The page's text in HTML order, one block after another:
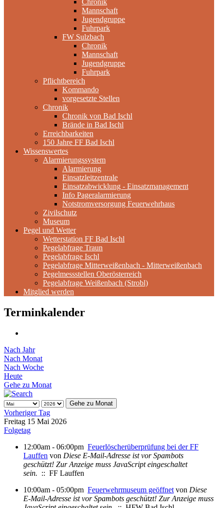
Chronik
Mannschaft
Jugendgruppe
Fuhrpark
FW Sulzbach
Chronik
Mannschaft
Jugendgruppe
Fuhrpark
Pflichtbereich
Kommando
vorgesetzte Stellen
Chronik
Chronik von Bad Ischl
Brände in Bad Ischl
Erreichbarkeiten
150 Jahre FF Bad Ischl
Wissenswertes
Alarmierungssystem
Alarmierung
Einsatzleitzentrale
Einsatzabwicklung - Einsatzmanagement
Info Pageralarmierung
Notstromversorgung Feuerwehrhaus
Zivilschutz
Museum
Pegel und Wetter
Wetterstation FF Bad Ischl
Pegelabfrage Traun
Pegelabfrage Ischl
Pegelabfrage Mitterweißenbach - Mitterweißenbach
Pegelmessstellen Oberösterreich
Pegelabfrage Weißenbach (Strobl)
Mitglied werden
Terminkalender
Nach Jahr
Nach Monat
Nach Woche
Heute
Gehe zu Monat
Gehe zu Monat
Vorheriger Tag
Freitag 15 Mai 2026
Folgetag
12:00am - 06:00pm Feuerlöscherüberprüfung bei der FF
Lauffen von Diese E-Mail-Adresse ist vor Spambots
geschützt! Zur Anzeige muss JavaScript eingeschaltet
sein. :: FF Lauffen
10:00am - 05:00pm Feuerwehrmuseum geöffnet von Diese
E-Mail-Adresse ist vor Spambots geschützt! Zur Anzeige muss